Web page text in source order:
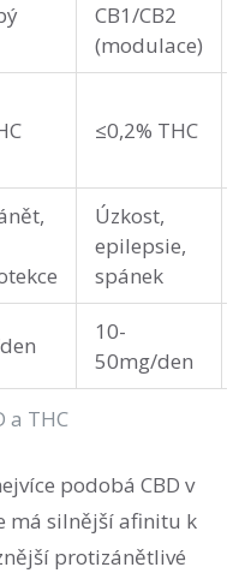
a THC
CB1/CB2
(modulace)
≤0,2% THC
Úzkost,
epilepsie,
spánek
10-
50mg/den
podobá CBD v
má silnější afinitu k
protizánětlivé